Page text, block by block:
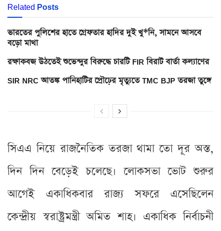
Related Posts
ভারতের পুলিশের হাতে গ্রেফতার হাদির দুই খু*নি, সামনে আসবে
বড়ো মাথা
রক্ষাকবজ উঠতেই শুভেন্দুর বিরুদ্ধে চারটি FIR বিরাট বার্তা কল্যাণের
SIR NRC আতঙ্ক পানিহাটির প্রৌঢ়ের মৃত্যুতে TMC BJP তরজা তুঙ্গে
সিএএ নিয়ে রাজনৈতিক তরজা থামা তো দূর অস্ত,
দিন দিন বেড়েই চলেছে। লোকসভা ভোট শুরুর
আগেই একাধিকবার রাজ্য সফরে এসেছিলেন
কেন্দ্রীয় স্বরাষ্ট্রমন্ত্রী অমিত শাহ। একাধিক নির্বাচনী